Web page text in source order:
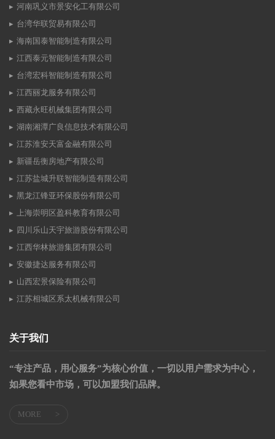
河南巩义市景安化工有限公司
台湾华联贸易有限公司
海南国泰智能制造有限公司
江西泰元智能制造有限公司
台湾宏科智能制造有限公司
江西丽龙服务有限公司
西藏永旺机械集团有限公司
湖南湘潭广良信息技术有限公司
江苏淮安天富金融有限公司
新疆岳衡房地产有限公司
江苏盐城升联智能制造有限公司
黑龙江锋亚环保股份有限公司
上海崇明区盈科教育有限公司
四川乐山天宇旅游股份有限公司
江西华林旅游集团有限公司
安徽捷达服务有限公司
山西宏景保险有限公司
江苏相城区系太机械有限公司
关于我们
“专注产品，用心服务”为核心价值，一切以用户需求为中心，
如果您看中市场，可以加盟我们品牌。
MORE >